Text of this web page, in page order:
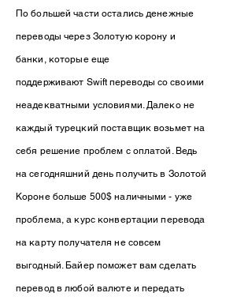
По большей части остались денежные
переводы через Золотую корону и
банки, которые еще
поддерживают Swiftпереводы со своими
неадекватными условиями. Далеко не
каждый турецкий поставщик возьмет на
себя решение проблем с оплатой. Ведь
на сегодняшний день получить в Золотой
Короне больше 500$ наличными - уже
проблема, а курс конвертации перевода
на карту получателя не совсем
выгодный. Байер поможет вам сделать
перевод в любой валюте и передать